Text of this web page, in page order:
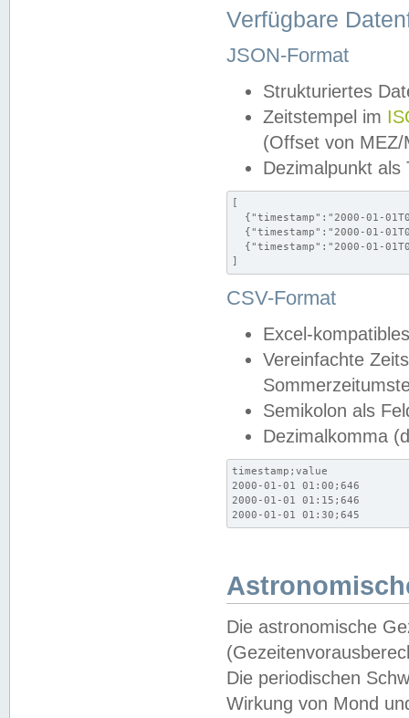
Verfügbare
JSON-Format
Strukturiertes
Zeitstempel im
(Offset von MEZ/
Dezimalpunkt als
[
{"timestamp":"2000-01-
{"timestamp":"2000-01-
{"timestamp":"2000-01-
]
CSV-Format
Excel-
Vereinfachte
Semikolon als
Dezimalkomma
timestamp;value
2000-01-01 01:00;646
2000-01-01 01:15;646
2000-01-01 01:30;645
Die astronomische
Die periodischen
Wirkung von Mond